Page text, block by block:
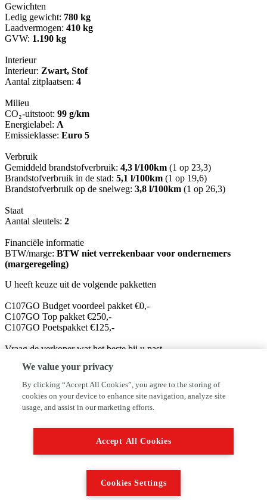
Gewichten
Ledig gewicht: 780 kg
Laadvermogen: 410 kg
GVW: 1.190 kg
Interieur
Interieur: Zwart, Stof
Aantal zitplaatsen: 4
Milieu
CO₂-uitstoot: 99 g/km
Energielabel: A
Emissieklasse: Euro 5
Verbruik
Gemiddeld brandstofverbruik: 4,3 l/100km (1 op 23,3)
Brandstofverbruik in de stad: 5,1 l/100km (1 op 19,6)
Brandstofverbruik op de snelweg: 3,8 l/100km (1 op 26,3)
Staat
Aantal sleutels: 2
Financiële informatie
BTW/marge: BTW niet verrekenbaar voor ondernemers
(margeregeling)
U heeft keuze uit de volgende pakketten
C107GO Budget voordeel pakket €0,-
C107GO Top pakket €250,-
C107GO Poetspakket €125,-
Vraag de verkoper wat het beste bij u past.
C107GO.nl heeft diverse C1/107/108/Aygo op voorraad. Ook voor
reparatie en onderhoud voor alle C1/107/108/Aygo kunt u bij ons
terecht.
Gegevens:
Tel: 0318-486190
We value your privacy
By clicking “Accept All Cookies”, you agree to the storing of
cookies on your device to enhance site navigation, analyze site
usage, and assist in our marketing efforts.
Accept All Cookies
Cookies Settings